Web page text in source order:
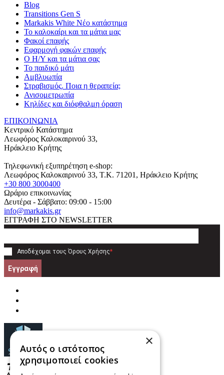
Blog
Transitions Gen S
Markakis White Νέο κατάστημα
Το καλοκαίρι και τα μάτια μας
Φακοί επαφής
Εφαρμογή φακών επαφής
Ο Η/Υ και τα μάτια σας
Το παιδικό μάτι
Αμβλυωπία
Στραβισμός. Ποια η θεραπεία;
Ανισομετρωπία
Κηλίδες και διόφθαλμη όραση
ΕΠΙΚΟΙΝΩΝΙΑ
Κεντρικό Κατάστημα
Λεωφόρος Καλοκαιρινού 33,
Ηράκλειο Κρήτης
Τηλεφωνική εξυπηρέτηση e-shop:
Λεωφόρος Καλοκαιρινού 33, T.K. 71201, Ηράκλειο Κρήτης
+30 800 3000400
Ωράριο επικοινωνίας
Δευτέρα - Σάββατο: 09:00 - 15:00
info@markakis.gr
ΕΓΓΡΑΦΗ ΣΤΟ NEWSLETTER
Αποδέχομαι τους Όρους Χρήσης*
Εγγραφή
×
Αυτός ο ιστότοπος
χρησιμοποιεί cookies